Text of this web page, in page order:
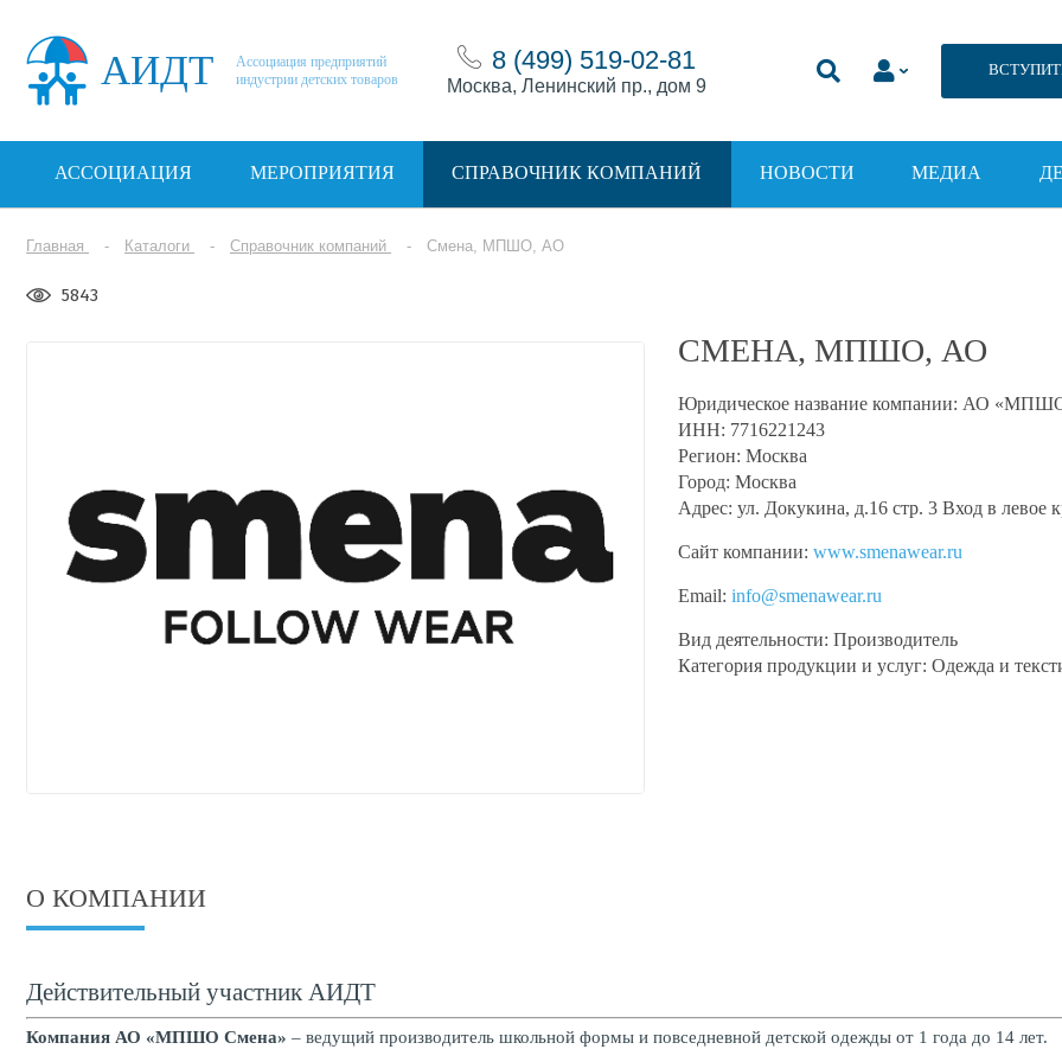
АИДТ
Ассоциация предприятий
индустрии детских товаров
8 (499) 519-02-81
Москва, Ленинский пр., дом 9
АССОЦИАЦИЯ МЕРОПРИЯТИЯ СПРАВОЧНИК КОМПАНИЙ НОВОСТИ МЕДИА
Главная Каталоги Справочник компаний Смена, МПШО, АО
5843
СМЕНА, МПШО, АО
Юридическое название компании: АО «МПШО
ИНН: 7716221243
Регион: Москва
Город: Москва
Адрес: ул. Докукина, д.16 стр. 3 Вход в левое
Сайт компании: www.smenawear.ru
Email: info@smenawear.ru
Вид деятельности: Производитель
Категория продукции и услуг: Одежда и
О КОМПАНИИ
Действительный участник АИДТ
Компания АО «МПШО Смена» – ведущий производитель школьной формы и повседневной детской одежды от 1 года до 14 лет.